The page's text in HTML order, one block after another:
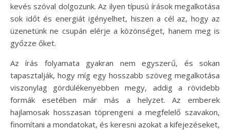
kevés szóval dolgozunk. Az ilyen típusú írások megalkotása
sok időt és energiát igényelhet, hiszen a cél az, hogy az
üzenetünk ne csupán elérje a közönséget, hanem meg is
győzze őket.
Az írás folyamata gyakran nem egyszerű, és sokan
tapasztalják, hogy míg egy hosszabb szöveg megalkotása
viszonylag gördülékenyebben megy, addig a rövidebb
formák esetében már más a helyzet. Az emberek
hajlamosak hosszasan töprengeni a megfelelő szavakon,
finomítani a mondatokat, és keresni azokat a kifejezéseket,